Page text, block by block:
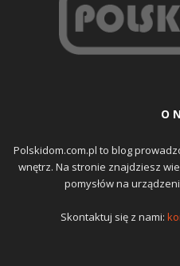
O
Polskidom.com.pl to blog
wnętrz. Na stronie znajdziesz
pomysłów na
Skontaktuj się z nami: